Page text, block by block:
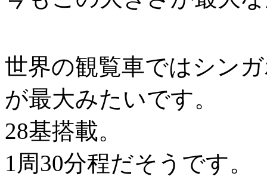
世界の観覧車ではシン
が最大みたいです。
28基搭載。
1周30分程だそうです。